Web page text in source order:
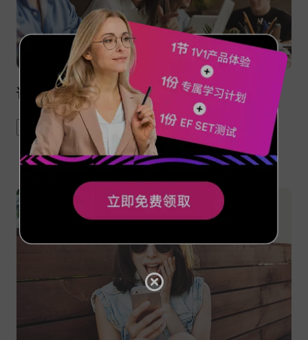
谁告诉你带-ly的就是副词啦？
adverb vocabulary grammar